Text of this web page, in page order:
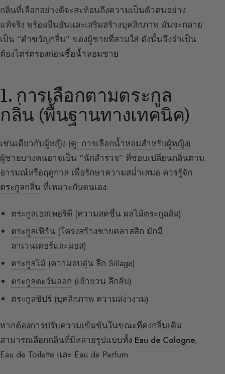
กลิ่นที่เลือกอย่างดีจะสะท้อนถึงความเป็นตัวตนอย่าง
แท้จริง พร้อมยืนยันและเสริมสร้างบุคลิกภาพ มันจะกลาย
เป็น “คำขวัญกลิ่น” ของผู้ชายที่สวมใส่ ดังนั้นจึงจำเป็น
ต้องไตร่ตรองก่อนซื้อน้ำหอมชาย
1. การเลือกตามตระกูล
กลิ่น (พื้นฐานทางเทคนิค)
เช่นเดียวกับผู้หญิง (ดู: การเลือกน้ำหอมสำหรับผู้หญิง)
ผู้ชายบางคนอาจเป็น “นักสำรวจ” ที่ชอบเปลี่ยนกลิ่นตาม
อารมณ์หรือฤดูกาล เพื่อรักษาความสม่ำเสมอ ควรรู้จัก
ตระกูลกลิ่น ที่เหมาะกับตนเอง:
ตระกูลเฮสเพอริดี (ความสดชื่น ผลไม้ตระกูลส้ม)
ตระกูลเฟิร์น (โครงสร้างชายคลาสสิก มักมี
ลาเวนเดอร์และมอส)
ตระกูลไม้ (ความอบอุ่น ลึก Sillage)
ตระกูลตะวันออก (เย้ายวน ลึกลับ)
ตระกูลชิปร์ (บุคลิกภาพ ความสง่างาม)
หากต้องการปรับความเข้มข้นในขณะที่คงกลิ่นเดิม
สามารถเลือกกลิ่นที่มีหลายรูปแบบทั้ง Eau de Cologne,
Eau de Toilette และ Eau de Parfum